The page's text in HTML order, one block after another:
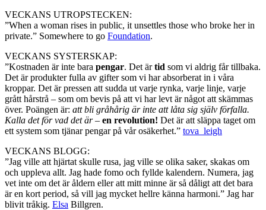
VECKANS UTROPSTECKEN:
”When a woman rises in public, it unsettles those who broke her in
private.” Somewhere to go Foundation.
VECKANS SYSTERSKAP:
”Kostnaden är inte bara pengar. Det ärtid som vi aldrig får tillbaka.
Det är produkter fulla av gifter som vi har absorberat in i våra
kroppar. Det är pressen att sudda ut varje rynka, varje linje, varje
grått hårstrå – som om bevis på att vi har levt är något att skämmas
över. Poängen är: att bli gråhårig är inte att låta sig själv förfalla.
Kalla det för vad det är– en revolution! Det är att släppa taget om
ett system som tjänar pengar på vår osäkerhet.” tova_leigh
VECKANS BLOGG:
”Jag ville att hjärtat skulle rusa, jag ville se olika saker, skakas om
och uppleva allt. Jag hade fomo och fyllde kalendern. Numera, jag
vet inte om det är åldern eller att mitt minne är så dåligt att det bara
är en kort period, så vill jag mycket hellre känna harmoni.” Jag har
blivit tråkig. Elsa Billgren.